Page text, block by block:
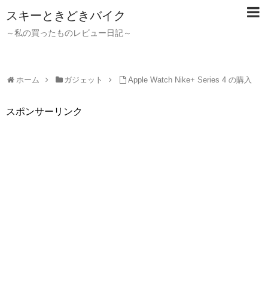
スキーときどきバイク
～私の買ったものレビュー日記～
ホーム ガジェット Apple Watch Nike+ Series 4 の購入
スポンサーリンク